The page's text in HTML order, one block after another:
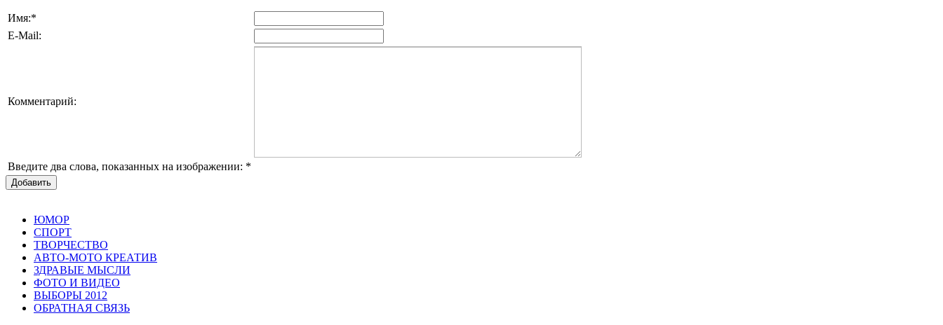
Имя:*
E-Mail:
Комментарий:
Введите два слова, показанных на изображении: *
Добавить
ЮМОР
СПОРТ
ТВОРЧЕСТВО
АВТО-МОТО КРЕАТИВ
ЗДРАВЫЕ МЫСЛИ
ФОТО И ВИДЕО
ВЫБОРЫ 2012
ОБРАТНАЯ СВЯЗЬ